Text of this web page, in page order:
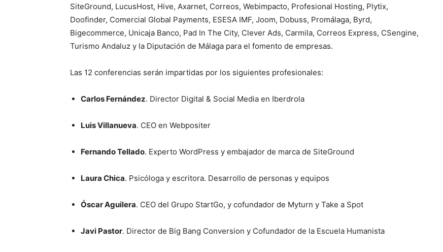
SiteGround, LucusHost, Hive, Axarnet, Correos, Webimpacto, Profesional Hosting, Plytix,
Doofinder, Comercial Global Payments, ESESA IMF, Joom, Dobuss, Promálaga, Byrd,
Bigecommerce, Unicaja Banco, Pad In The City, Clever Ads, Carmila, Correos Express, CSengine,
Turismo Andaluz y la Diputación de Málaga para el fomento de empresas.
Las 12 conferencias serán impartidas por los siguientes profesionales:
Carlos Fernández. Director Digital & Social Media en Iberdrola
Luis Villanueva. CEO en Webpositer
Fernando Tellado. Experto WordPress y embajador de marca de SiteGround
Laura Chica. Psicóloga y escritora. Desarrollo de personas y equipos
Óscar Aguilera. CEO del Grupo StartGo, y cofundador de Myturn y Take a Spot
Javi Pastor. Director de Big Bang Conversion y Cofundador de la Escuela Humanista